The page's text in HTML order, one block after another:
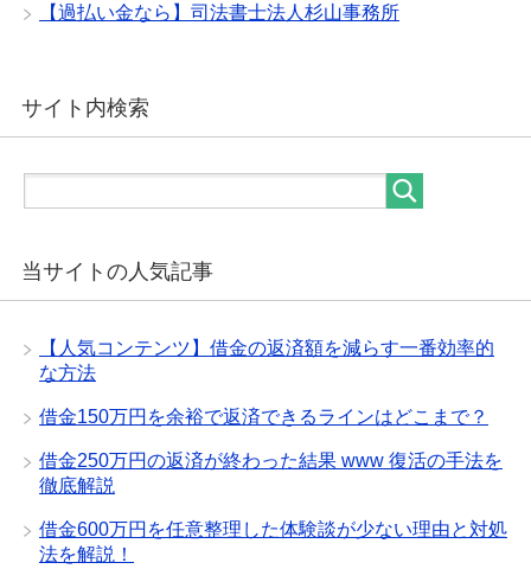
【過払い金なら】司法書士法人杉山事務所
サイト内検索
当サイトの人気記事
【人気コンテンツ】借金の返済額を減らす一番効率的
な方法
借金150万円を余裕で返済できるラインはどこまで？
借金250万円の返済が終わった結果 www 復活の手法を
徹底解説
借金600万円を任意整理した体験談が少ない理由と対処
法を解説！